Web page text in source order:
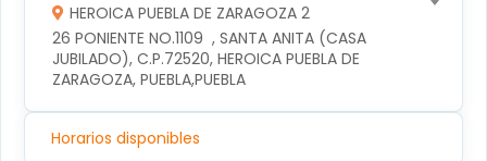
HEROICA PUEBLA DE ZARAGOZA 2
26 PONIENTE NO.1109  , SANTA ANITA (CASA
JUBILADO), C.P.72520, HEROICA PUEBLA DE
ZARAGOZA, PUEBLA,PUEBLA
Horarios disponibles